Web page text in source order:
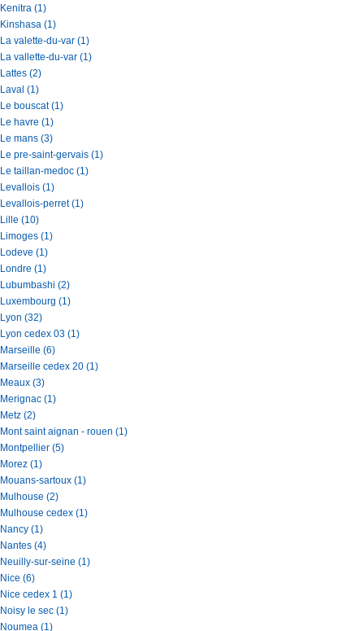
Kenitra (1)
Kinshasa (1)
La valette-du-var (1)
La vallette-du-var (1)
Lattes (2)
Laval (1)
Le bouscat (1)
Le havre (1)
Le mans (3)
Le pre-saint-gervais (1)
Le taillan-medoc (1)
Levallois (1)
Levallois-perret (1)
Lille (10)
Limoges (1)
Lodeve (1)
Londre (1)
Lubumbashi (2)
Luxembourg (1)
Lyon (32)
Lyon cedex 03 (1)
Marseille (6)
Marseille cedex 20 (1)
Meaux (3)
Merignac (1)
Metz (2)
Mont saint aignan - rouen (1)
Montpellier (5)
Morez (1)
Mouans-sartoux (1)
Mulhouse (2)
Mulhouse cedex (1)
Nancy (1)
Nantes (4)
Neuilly-sur-seine (1)
Nice (6)
Nice cedex 1 (1)
Noisy le sec (1)
Noumea (1)